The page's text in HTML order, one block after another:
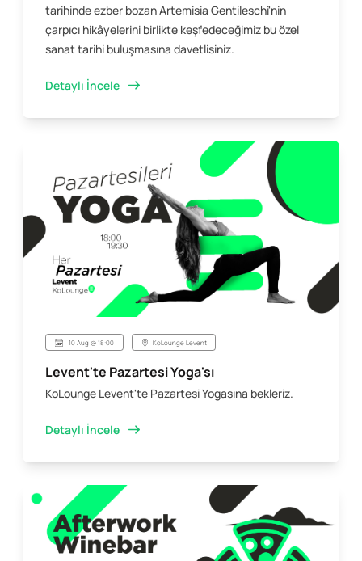
tarihinde ezber bozan Artemisia Gentileschi'nin
çarpıcı hikâyelerini birlikte keşfedeceğimiz bu özel
sanat tarihi buluşmasına davetlisiniz.
Detaylı İncele
10 Aug @ 18:00 KoLounge Levent
Levent'te Pazartesi Yoga'sı
KoLounge Levent'te Pazartesi Yogasına bekleriz.
Detaylı İncele